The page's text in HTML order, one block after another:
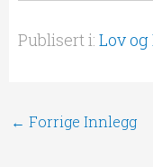
Publisert i: Lov og
← Forrige Innlegg